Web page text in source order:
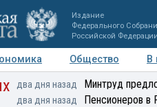
Издание
Федерального
Российской
Общество
В
Мнения Регионы
два дня назад Минтруд
два дня назад Пенсионеров в